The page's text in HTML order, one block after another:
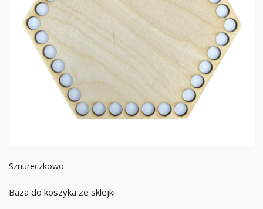
Sznureczkowo
Baza do koszyka ze sklejki